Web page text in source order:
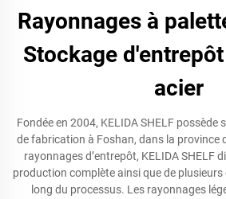
Rayonnages à
Stockage
acier
Fondée en 2004, KELIDA SHELF possède
de fabrication à Foshan, dans la province
rayonnages d’entrepôt, KELIDA SHELF
production complète ainsi que de
long du processus. Les rayonnages